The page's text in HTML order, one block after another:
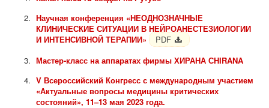
Научная конференция «НЕОДНОЗНАЧНЫЕ
КЛИНИЧЕСКИЕ СИТУАЦИИ В НЕЙРОАНЕСТЕЗИОЛОГИИ
И ИНТЕНСИВНОЙ ТЕРАПИИ»
PDF
Мастер-класс на аппаратах фирмы ХИРАНА СHIRANA
V Всероссийский Конгресс с международным участием
«Актуальные вопросы медицины критических
состояний», 11–13 мая 2023 года.